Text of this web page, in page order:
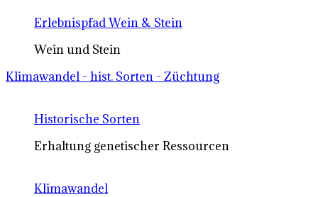
Erlebnispfad Wein & Stein
Wein und Stein
Klimawandel - hist. Sorten - Züchtung
Historische Sorten
Erhaltung genetischer Ressourcen
Klimawandel